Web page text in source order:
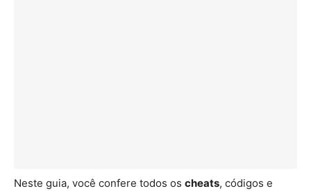
Neste guia, você confere todos os cheats, códigos e